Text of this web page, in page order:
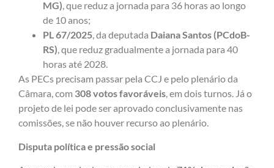
MG), que reduz a jornada para 36 horas ao longo
de 10 anos;
PL 67/2025, da deputada Daiana Santos (PCdoB-
RS), que reduz gradualmente a jornada para 40
horas até 2028.
As PECs precisam passar pela CCJ e pelo plenário da
Câmara, com 308 votos favoráveis, em dois turnos. Já o
projeto de lei pode ser aprovado conclusivamente nas
comissões, se não houver recurso ao plenário.
Disputa política e pressão social